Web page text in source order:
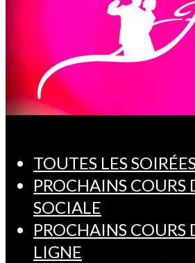
TOUTES LES
PROCHAINS COURS
SOCIALE
PROCHAINS COURS
LIGNE